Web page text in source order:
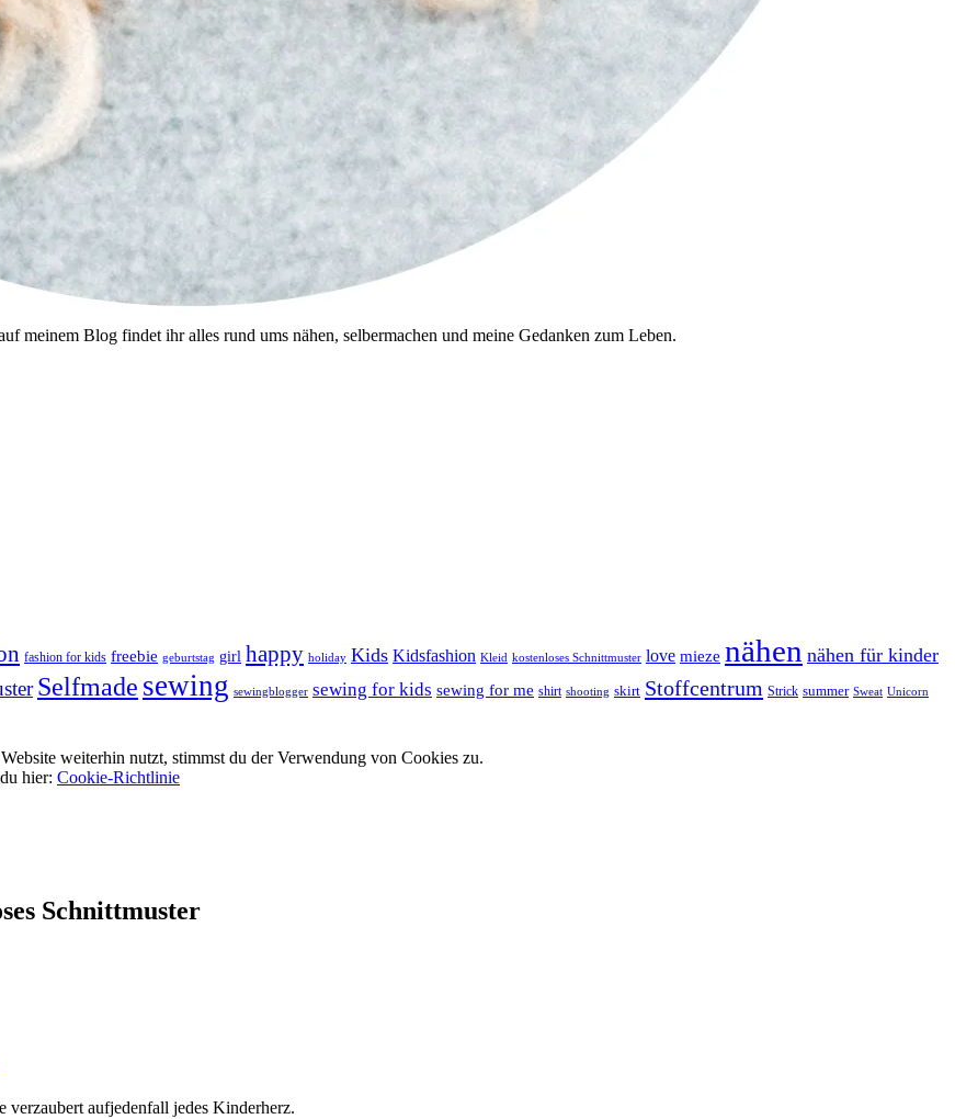
meinem Blog findet ihr alles rund ums nähen, selbermachen und meine Gedanken zum Leben.
fashion for kids freebie geburtstag girl happy holiday Kids Kidsfashion Kleid kostenloses Schnittmuster love mieze nähen nähen für kinder
Selfmade sewing sewingblogger sewing for kids sewing for me shirt shooting skirt Stoffcentrum Strick summer Sweat Unicorn
weiterhin nutzt, stimmst du der Verwendung von Cookies zu.
hier: Cookie-Richtlinie
Schnittmuster
verzaubert aufjedenfall jedes Kinderherz.